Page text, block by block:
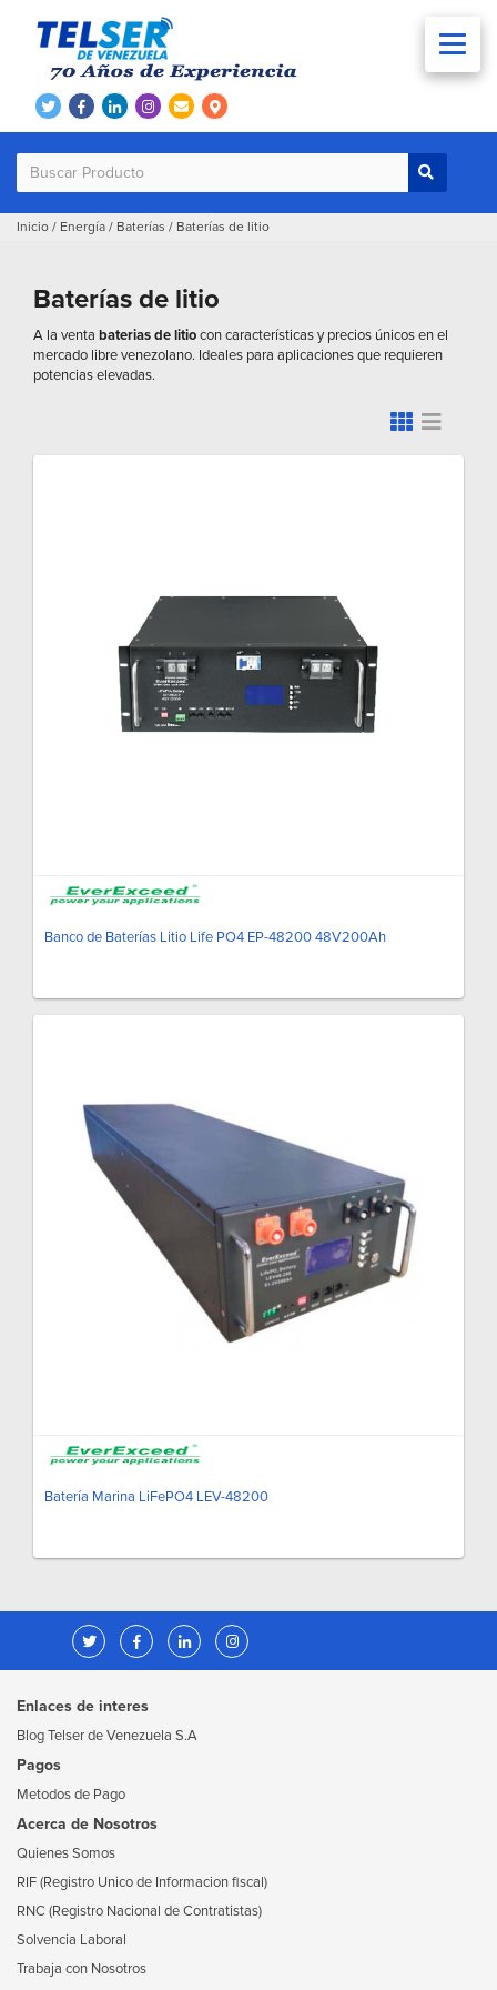
Inicio / Energía / Baterías / Baterías de litio
Baterías de litio
A la venta baterias de litiocon características y precios únicos en el
mercado libre venezolano. Ideales para aplicaciones que requieren
potencias elevadas.
Banco de Baterías Litio Life PO4 EP-48200 48V200Ah
Batería Marina LiFePO4 LEV-48200
Enlaces de interes
Blog Telser de Venezuela S.A
Pagos
Metodos de Pago
Acerca de Nosotros
Quienes Somos
RIF (Registro Unico de Informacion fiscal)
RNC (Registro Nacional de Contratistas)
Solvencia Laboral
Trabaja con Nosotros